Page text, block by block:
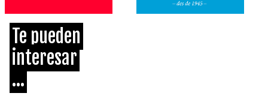
Te pueden
interesar
...